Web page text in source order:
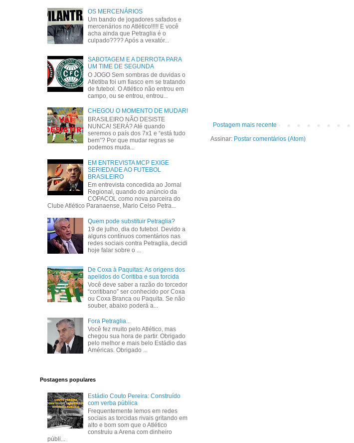
Postagem mais recente
Assinar: Postar comentários (Atom)
OS MERCENÁRIOS
Um bando de jogadores safados e
mercenários no Atlético!!!!! E você
acha ainda que Petraglia é o
culpado???? Após a vexatór...
SABOTAGEM E A DERROTA PARA
UM TIME DE SEGUNDA
O JOGO Sem sombras de duvidas o
Atletiba foi um fiasco em se tratando
de futebol. O Atlético não entrou em
campo, ou se entrou, entrou...
CHEGOU O MOMENTO DE MUDAR!
BRASILEIRO NÃO DESISTE
NUNCA! SERÁ? Até quando
seremos o país dos 7x1 e “está tudo
bem”? Por que mudar regras se
podemos muda...
EM ENTREVISTA MCP EXIGE
SERIEDADE AO FUTEBOL
BRASILEIRO
Em entrevista concedida ao Jornal
Regional, quando do anúncio da
COPACOL como nova parceira do
Clube Atlético Paranaense, Mario Celso Petra...
Quem pode substituir Petraglia?
19 de julho, dia do futebol. Devido a
alguns contínuos comentários nas
redes sociais contra Petraglia, decidi
hoje falar sobre o ...
De Coxa à Paquitas: As origens dos
apelidos do Coritiba e sua torcida
Você deve saber a razão do torcedor
“coritibano” ser conhecido por Coxa
ou Coxa Branca ou Paquita. Se não
souber, abaixo poderá a...
Fora Petraglia...
Você fez muito pelo Atlético, mas
chegou sua hora de partir. Obrigado
pelo melhor e mais belo Estádio das
Américas. Obrigado ...
Postagens populares
Estádio Couto Pereira: Construído
com verba pública
Frequentemente lemos em redes
sociais as torcidas rivais gritando em
alto e bom som que o Atlético
construiu a Arena com dinheiro
públi...